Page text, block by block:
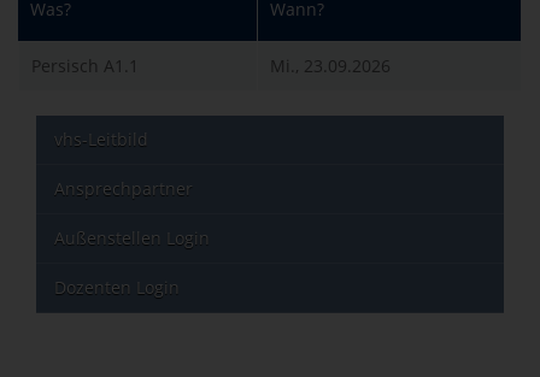
Was? Wann?
Persisch A1.1 Mi., 23.09.2026
vhs-Leitbild
Ansprechpartner
Außenstellen Login
Dozenten Login